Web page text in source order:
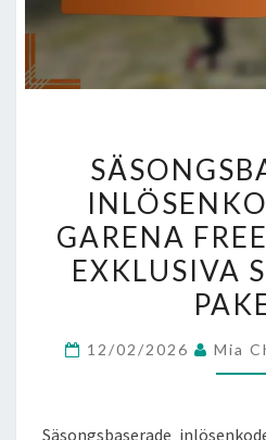
GARENA
EXKLUSIVA
12/02/2026 Mia
Säsongsbaserade